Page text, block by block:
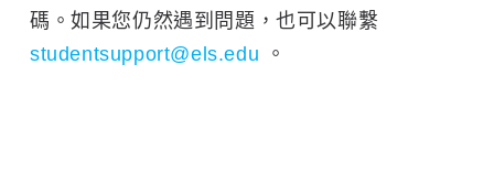
碼。如果您仍然遇到問題，也可以聯繫
studentsupport@els.edu 。